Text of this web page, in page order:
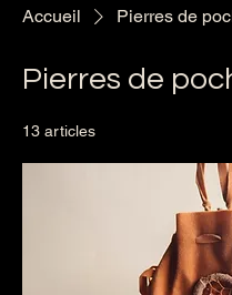
Accueil Pierres de
Pierres de
13 articles